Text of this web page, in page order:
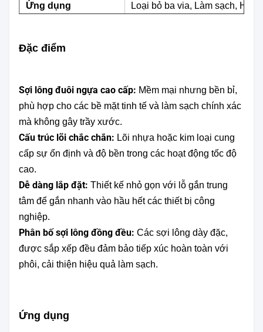
Ứng dụng Loại bỏ ba via, Làm sạch,
Đặc điểm
Sợi lông đuôi ngựa cao cấp: Mềm mại nhưng bền bỉ,
phù hợp cho các bề mặt tinh tế và làm sạch chính xác
mà không gây trầy xước.
Cấu trúc lõi chắc chắn: Lõi nhựa hoặc kim loại cung
cấp sự ổn định và độ bền trong các hoạt động tốc độ
cao.
Dễ dàng lắp đặt: Thiết kế nhỏ gọn với lỗ gắn trung
tâm để gắn nhanh vào hầu hết các thiết bị công
nghiệp.
Phân bố sợi lông đồng đều: Các sợi lông dày đặc,
được sắp xếp đều đảm bảo tiếp xúc hoàn toàn với
phôi, cải thiện hiệu quả làm sạch.
Ứng dụng